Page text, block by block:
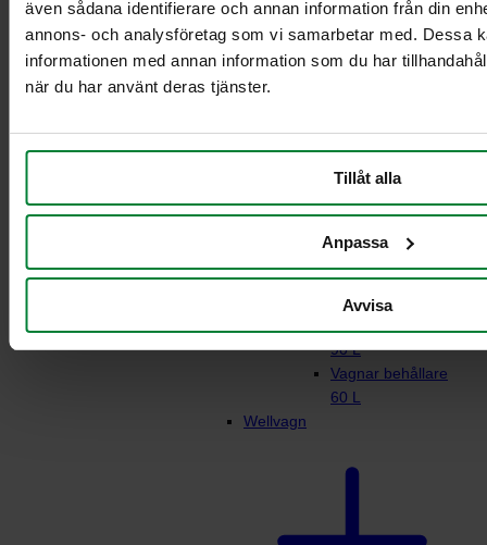
även sådana identifierare och annan information från din
annons- och analysföretag som vi samarbetar med. Dessa
informationen med annan information som du har
när du har använt deras tjänster.
Tillåt alla
Anpassa
Avvisa
Vagn 21-29L
behållare
Vagn 2 x 21-29L
behållare
x 60L
Vagnar behållare
90 L
90 L
Vagnar behållare
60 L
Wellvagn